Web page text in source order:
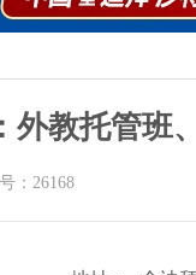
外教托管班
：26168